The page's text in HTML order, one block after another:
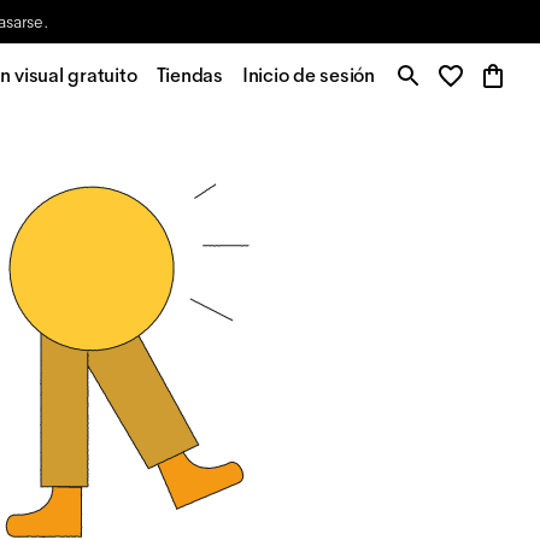
visual gratuito Tiendas Inicio de sesión